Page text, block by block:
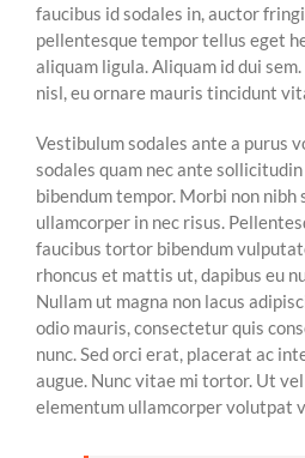
faucibus id sodales in, auctor
pellentesque tempor tellus eget
aliquam ligula. Aliquam id dui
nisl, eu ornare mauris tincidunt
Vestibulum sodales ante a purus
sodales quam nec ante
bibendum tempor. Morbi non
ullamcorper in nec risus.
faucibus tortor bibendum
rhoncus et mattis ut, dapibus eu
Nullam ut magna non lacus
odio mauris, consectetur quis
nunc. Sed orci erat, placerat ac
augue. Nunc vitae mi tortor. Ut
elementum ullamcorper volutpat